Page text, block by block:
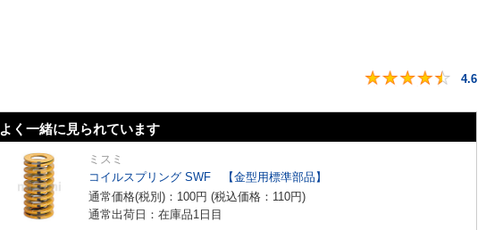
4.6
よく一緒に見られています
ミスミ
コイルスプリング SWF 【金型用標準部品】
通常価格(税別)： 100円 (税込価格： 110円)
通常出荷日：在庫品1日目